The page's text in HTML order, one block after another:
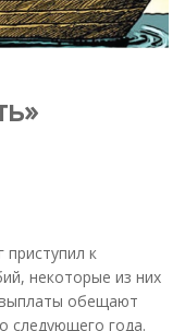
к
некоторые из них
обещают
следующего года.